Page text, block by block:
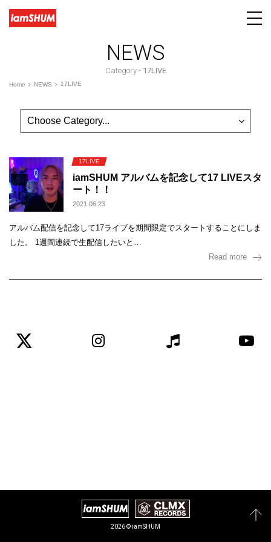
NEWS
Category - 17LIVE
Home NEWS 17LIVE
17LIVE
iamSHUM アルバムを記念して17 LIVEスタ
ート！！
2021.06.23
アルバム配信を記念して17ライブを期間限定でスタートすることにしま
した。 1週間連続で生配信したいと…
Read more
2026 © iamSHUM